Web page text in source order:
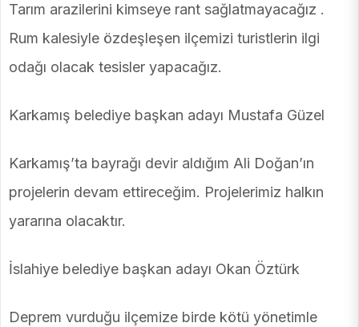
Tarım arazilerini kimseye rant sağlatmayacağız .
Rum kalesiyle özdeşleşen ilçemizi turistlerin ilgi
odağı olacak tesisler yapacağız.
Karkamış belediye başkan adayı Mustafa Güzel
Karkamış’ta bayrağı devir aldığım Ali Doğan’ın
projelerin devam ettireceğim. Projelerimiz halkın
yararına olacaktır.
İslahiye belediye başkan adayı Okan Öztürk
Deprem vurduğu ilçemize birde kötü yönetimle